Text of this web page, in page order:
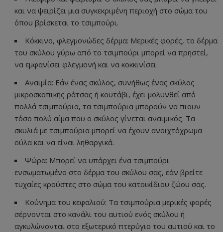
και να ψειρίζει μια συγκεκριμένη περιοχή στο σώμα του
όπου βρίσκεται το τσιμπούρι.
Κόκκινο, φλεγμονώδες δέρμα: Μερικές φορές, το δέρμα
του σκύλου γύρω από το τσιμπούρι μπορεί να πρηστεί,
να εμφανίσει φλεγμονή και να κοκκινίσει.
Αναιμία: Εάν ένας σκύλος, συνήθως ένας σκύλος
μικροσκοπικής ράτσας ή κουτάβι, έχει μολυνθεί από
πολλά τσιμπούρια, τα τσιμπούρια μπορούν να πιουν
τόσο πολύ αίμα που ο σκύλος γίνεται αναιμικός. Τα
σκυλιά με τσιμπούρια μπορεί να έχουν ανοιχτόχρωμα
ούλα και να είναι ληθαργικά.
Ψώρα: Μπορεί να υπάρχει ένα τσιμπούρι
ενσωματωμένο στο δέρμα του σκύλου σας, εάν βρείτε
τυχαίες κρούστες στο σώμα του κατοικίδιου ζώου σας.
Κούνημα του κεφαλιού: Τα τσιμπούρια μερικές φορές
σέρνονται στο κανάλι του αυτιού ενός σκύλου ή
αγκυλώνονται στο εξωτερικό πτερύγιο του αυτιού και το